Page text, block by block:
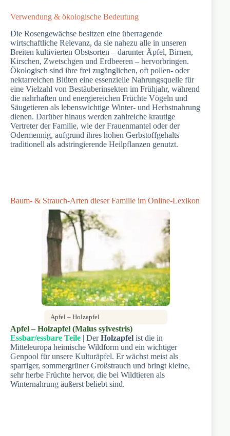
Verwendung & ökologische Bedeutung
Die Rosengewächse besitzen eine überragende
wirtschaftliche Relevanz, da sie nahezu alle in unseren
Breiten kultivierten Obstsorten – darunter Äpfel, Birnen,
Kirschen, Zwetschgen und Erdbeeren – hervorbringen.
Ökologisch sind ihre frei zugänglichen, oft pollen- oder
nektarreichen Blüten eine essenzielle Nahrungsquelle für
eine Vielzahl von Bestäuberinsekten im Frühjahr, während
die nahrhaften und energiereichen Früchte Vögeln und
Säugetieren als lebenswichtige Winter- und Herbstnahrung
dienen. Darüber hinaus werden zahlreiche krautige
Vertreter der Familie, wie der Frauenmantel oder der
Odermennig, aufgrund ihres hohen Gerbstoffgehalts
traditionell als adstringierende Heilpflanzen genutzt.
Baum- & Strauch-Arten dieser Familie im Online-Lexikon
Apfel – Holzapfel
Apfel – Holzapfel (Malus sylvestris)
Essbar/essbare Teile | DerHolzapfel ist die in
Mitteleuropa heimische Wildform und ein wichtiger
Genpool für unsere Kulturäpfel. Er wächst meist als
sparriger, sommergrüner Großstrauch und bringt kleine,
sehr herbe Früchte hervor, die bei Wildtieren als
Winternahrung äußerst beliebt sind.